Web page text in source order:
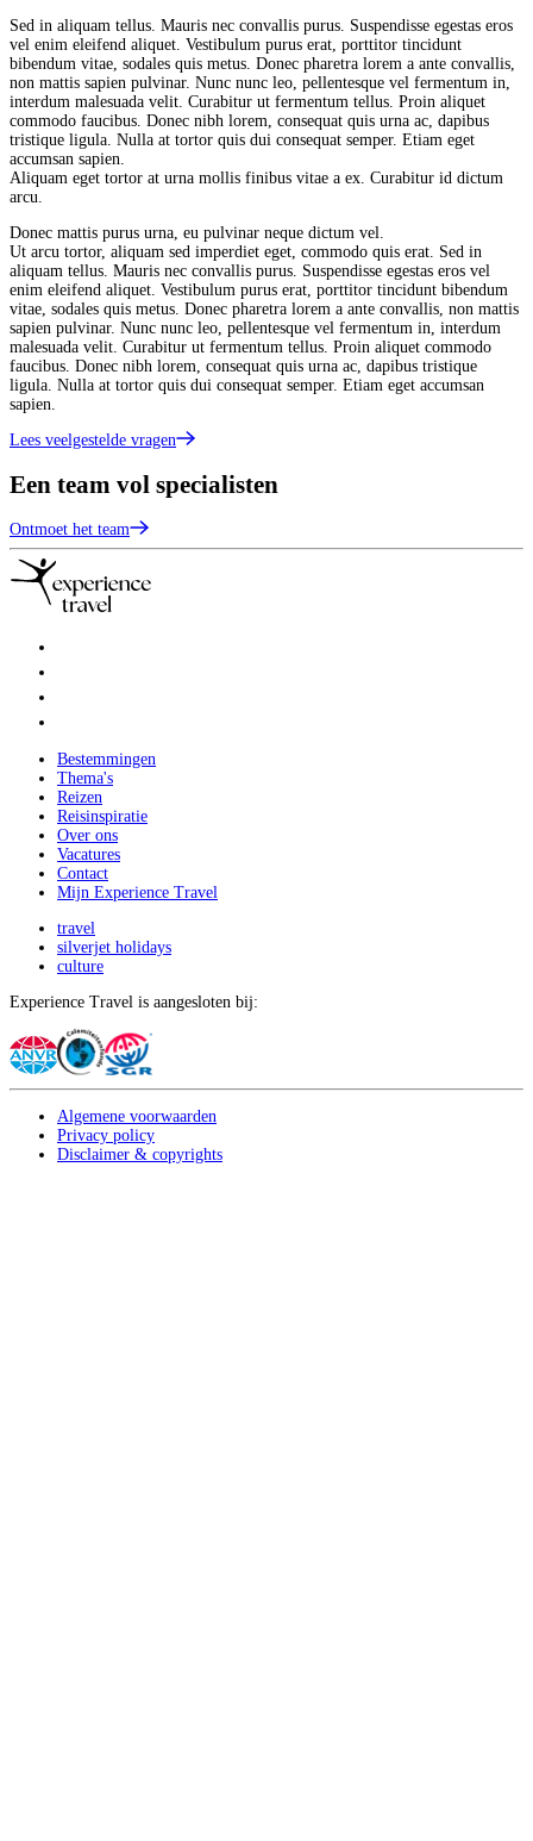
Sed in aliquam tellus. Mauris nec convallis purus. Suspendisse egestas eros
vel enim eleifend aliquet. Vestibulum purus erat, porttitor tincidunt
bibendum vitae, sodales quis metus. Donec pharetra lorem a ante convallis,
non mattis sapien pulvinar. Nunc nunc leo, pellentesque vel fermentum in,
interdum malesuada velit. Curabitur ut fermentum tellus. Proin aliquet
commodo faucibus. Donec nibh lorem, consequat quis urna ac, dapibus
tristique ligula. Nulla at tortor quis dui consequat semper. Etiam eget
accumsan sapien.
Aliquam eget tortor at urna mollis finibus vitae a ex. Curabitur id dictum
arcu.
Donec mattis purus urna, eu pulvinar neque dictum vel.
Ut arcu tortor, aliquam sed imperdiet eget, commodo quis erat. Sed in
aliquam tellus. Mauris nec convallis purus. Suspendisse egestas eros vel
enim eleifend aliquet. Vestibulum purus erat, porttitor tincidunt bibendum
vitae, sodales quis metus. Donec pharetra lorem a ante convallis, non mattis
sapien pulvinar. Nunc nunc leo, pellentesque vel fermentum in, interdum
malesuada velit. Curabitur ut fermentum tellus. Proin aliquet commodo
faucibus. Donec nibh lorem, consequat quis urna ac, dapibus tristique
ligula. Nulla at tortor quis dui consequat semper. Etiam eget accumsan
sapien.
Lees veelgestelde vragen
Een team vol specialisten
Ontmoet het team
Bestemmingen
Thema's
Reizen
Reisinspiratie
Over ons
Vacatures
Contact
Mijn Experience Travel
travel
silverjet holidays
culture
Experience Travel is aangesloten bij:
Algemene voorwaarden
Privacy policy
Disclaimer & copyrights